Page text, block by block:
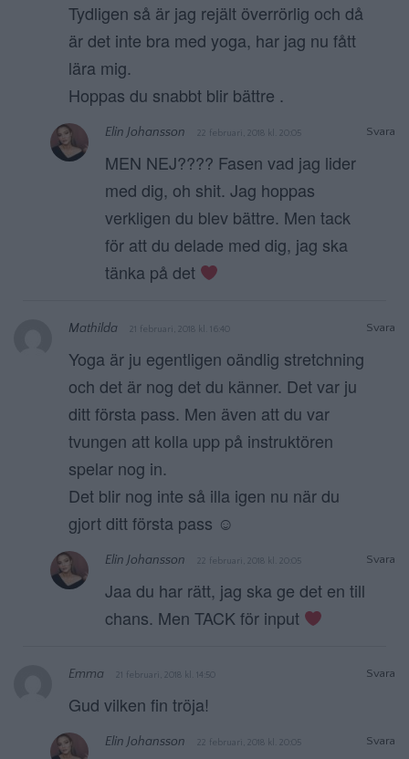
Tydligen så är jag rejält överrörlig och då
är det inte bra med yoga, har jag nu fått
lära mig.
Hoppas du snabbt blir bättre .
Svara
Elin Johansson 22 februari, 2018 kl. 20:05
MEN NEJ???? Fasen vad jag lider
med dig, oh shit. Jag hoppas
verkligen du blev bättre. Men tack
för att du delade med dig, jag ska
tänka på det
Svara
Mathilda 21 februari, 2018 kl. 16:40
Yoga är ju egentligen oändlig stretchning
och det är nog det du känner. Det var ju
ditt första pass. Men även att du var
tvungen att kolla upp på instruktören
spelar nog in.
Det blir nog inte så illa igen nu när du
gjort ditt första pass ☺
Svara
Elin Johansson 22 februari, 2018 kl. 20:05
Jaa du har rätt, jag ska ge det en till
chans. Men TACK för input
Svara
Emma 21 februari, 2018 kl. 14:50
Gud vilken fin tröja!
Svara
Elin Johansson 22 februari, 2018 kl. 20:05